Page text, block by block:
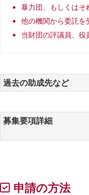
暴力団、もしくはそ
他の機関から委託を
当財団の評議員、
過去の助成先など
募集要項詳細
申請の方法